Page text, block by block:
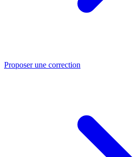
Proposer une correction